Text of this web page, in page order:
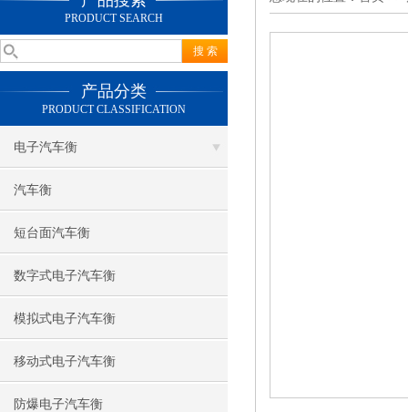
PRODUCT SEARCH
产品分类
PRODUCT CLASSIFICATION
电子汽车衡
汽车衡
短台面汽车衡
数字式电子汽车衡
模拟式电子汽车衡
移动式电子汽车衡
防爆电子汽车衡